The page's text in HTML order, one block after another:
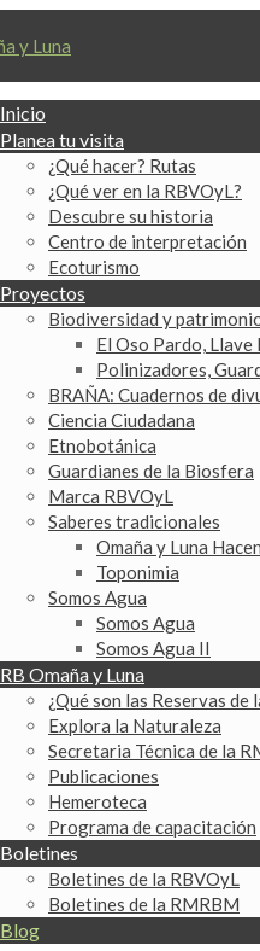
Inicio
Planea tu visita
¿Qué hacer? Rutas
¿Qué ver en la RBVOyL?
Descubre su historia
Centro de interpretación
Ecoturismo
Proyectos
Biodiversidad y
El Oso Pardo,
Polinizadores,
BRAÑA: Cuadernos de
Ciencia Ciudadana
Etnobotánica
Guardianes de la Biosfera
Marca RBVOyL
Saberes tradicionales
Omaña y Luna
Toponimia
Somos Agua
Somos Agua
Somos Agua II
RB Omaña y Luna
¿Qué son las Reservas de
Explora la Naturaleza
Secretaria Técnica de la
Publicaciones
Hemeroteca
Programa de capacitación
Boletines
Boletines de la RBVOyL
Boletines de la RMRBM
Blog